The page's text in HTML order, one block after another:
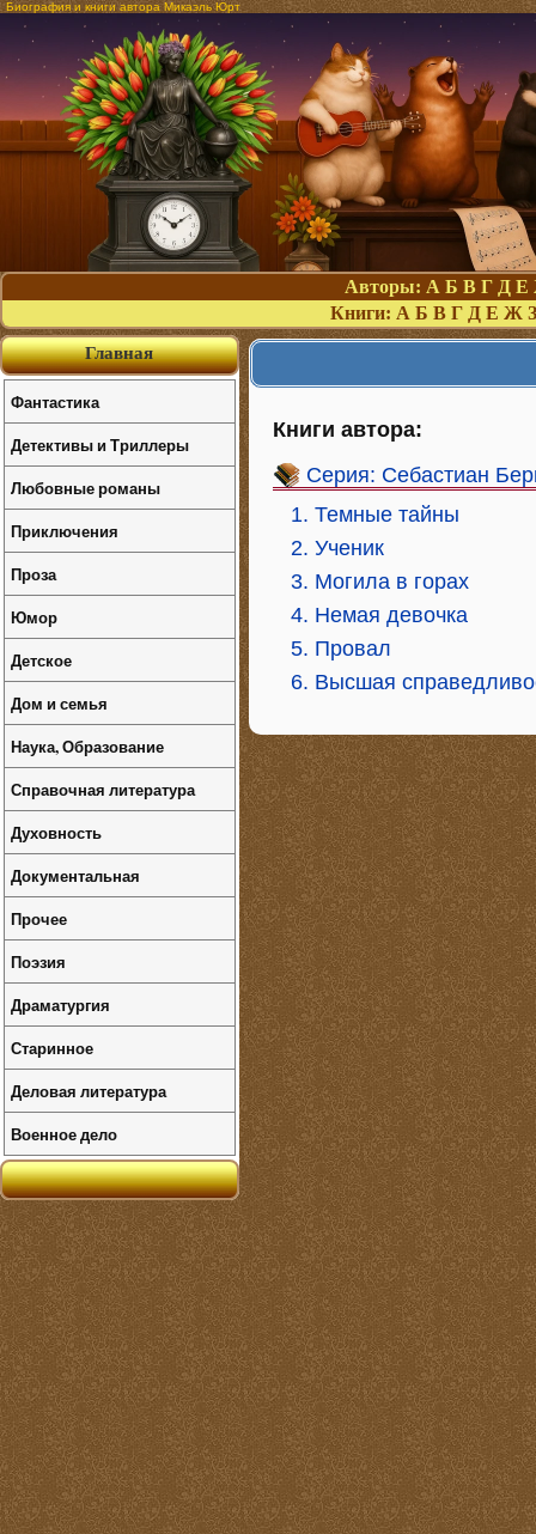
Биография и книги автора Микаэль Юрт
Авторы: А Б В Г Д Е
Книги: А Б В Г Д Е Ж З
Книги автора:
Серия: Себастиан
1. Темные тайны
2. Ученик
3. Могила в горах
4. Немая девочка
5. Провал
6. Высшая
Главная
Фантастика
Детективы и Триллеры
Любовные романы
Приключения
Проза
Юмор
Детское
Дом и семья
Наука, Образование
Справочная литература
Духовность
Документальная
Прочее
Поэзия
Драматургия
Старинное
Деловая литература
Военное дело